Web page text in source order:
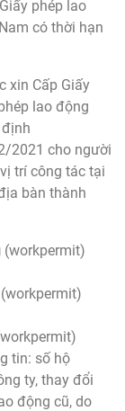
phép lao
có thời hạn
xin Cấp Giấy
lao động
2021 cho người
trí công tác tại
bàn thành
(workpermit)
(workpermit)
tin: số hộ
ty, thay đổi
động cũ, do